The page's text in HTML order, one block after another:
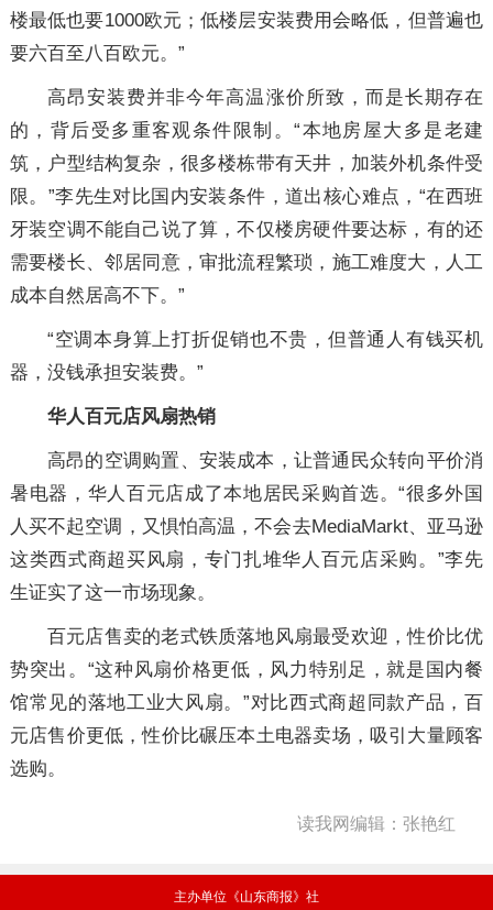
楼最低也要1000欧元；低楼层安装费用会略低，但普遍也
要六百至八百欧元。”
高昂安装费并非今年高温涨价所致，而是长期存在
的，背后受多重客观条件限制。“本地房屋大多是老建
筑，户型结构复杂，很多楼栋带有天井，加装外机条件受
限。”李先生对比国内安装条件，道出核心难点，“在西班
牙装空调不能自己说了算，不仅楼房硬件要达标，有的还
需要楼长、邻居同意，审批流程繁琐，施工难度大，人工
成本自然居高不下。”
“空调本身算上打折促销也不贵，但普通人有钱买机
器，没钱承担安装费。”
华人百元店风扇热销
高昂的空调购置、安装成本，让普通民众转向平价消
暑电器，华人百元店成了本地居民采购首选。“很多外国
人买不起空调，又惧怕高温，不会去MediaMarkt、亚马逊
这类西式商超买风扇，专门扎堆华人百元店采购。”李先
生证实了这一市场现象。
百元店售卖的老式铁质落地风扇最受欢迎，性价比优
势突出。“这种风扇价格更低，风力特别足，就是国内餐
馆常见的落地工业大风扇。”对比西式商超同款产品，百
元店售价更低，性价比碾压本土电器卖场，吸引大量顾客
选购。
读我网编辑：张艳红
主办单位《山东商报》社